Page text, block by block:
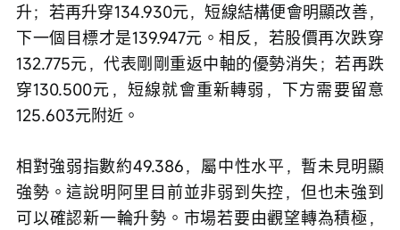
升；若再升穿134.930元，短線結構便會明顯改善，
下一個目標才是139.947元。相反，若股價再次跌穿
132.775元，代表剛剛重返中軸的優勢消失；若再跌
穿130.500元，短線就會重新轉弱，下方需要留意
125.603元附近。
相對強弱指數約49.386，屬中性水平，暫未見明顯
強勢。這說明阿里目前並非弱到失控，但也未強到
可以確認新一輪升勢。市場若要由觀望轉為積極，